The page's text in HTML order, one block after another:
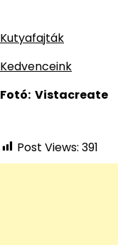
Kutyafajták
Kedvenceink
Fotó: Vistacreate
Post Views: 391